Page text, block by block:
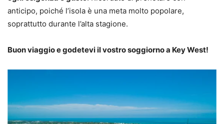
anticipo, poiché l’isola è una meta molto popolare,
soprattutto durante l’alta stagione.
Buon viaggio e godetevi il vostro soggiorno a Key West!